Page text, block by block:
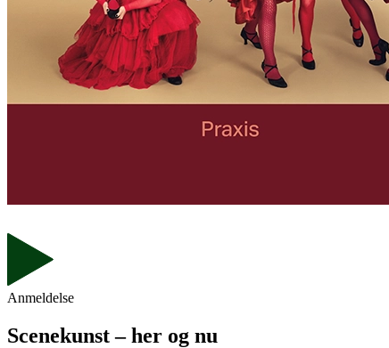
Anmeldelse
Scenekunst – her og nu